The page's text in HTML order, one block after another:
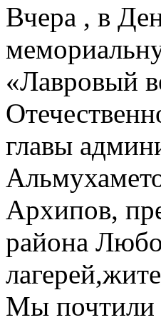
Вчера , в
«Лавровый
главы
Архипов,
района
Мы почтили